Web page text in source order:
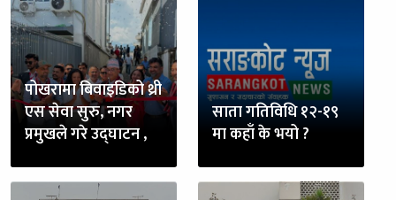
पोखरामा बिवाइडिको थ्री
एस सेवा सुरु, नगर
प्रमुखले गरे उद्घाटन ,
साता गतिविधि १२-१९
मा कहाँ के भयो ?